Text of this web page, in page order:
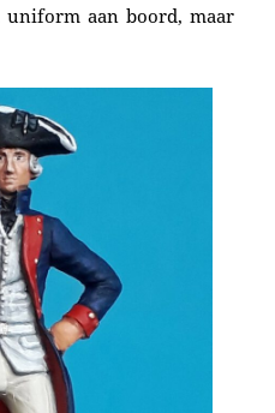
uniform aan boord, maar